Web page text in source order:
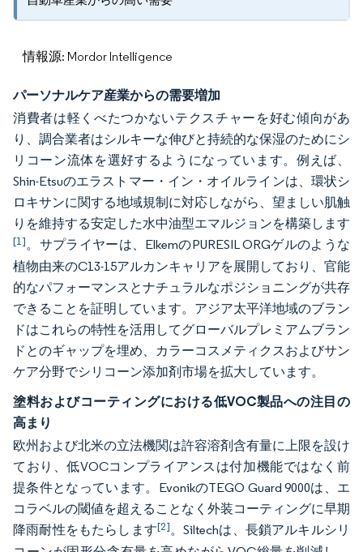
情報源: Mordor Intelligence
パーソナルケア産業からの需要増加
消費者は軽くべたつかないテクスチャーを好む傾向があ
り、調合業者はシルキーな伸びと持続的な保湿のためにシ
リコーン流体を選好するようになっています。例えば、
Shin-Etsuのエラストマー・イン・オイルラインは、環状シ
ロキサンに関する地域規制に対応しながら、望ましい肌触
りを維持する安定した水中油型エマルジョンを構築します
[1]。サプライヤーは、ElkemのPURESIL ORGゲルのような
植物由来のC13-15アルカンキャリアを展開しており、官能
的なパフォーマンスとナチュラルなポジショニングが共存
できることを証明しています。アジア太平洋地域のブラン
ドはこれらの特性を活用してグローバルプレミアムブラン
ドとのギャップを埋め、カラーコスメティクスおよびサン
ケア分野でシリコーン添加剤市場を拡大しています。
塗料およびコーティングにおける低VOC製品への注目の
高まり
欧州および北米の立法機関は許容溶剤含有量に上限を設け
ており、低VOCコンプライアンスは付加機能ではなく前
提条件となっています。EvonikのTEGO Guard 9000は、エ
コラベルの閾値を超えることなく外装コーティングに早期
降雨耐性をもたらします[2]。Siltechは、長鎖アルキルシリ